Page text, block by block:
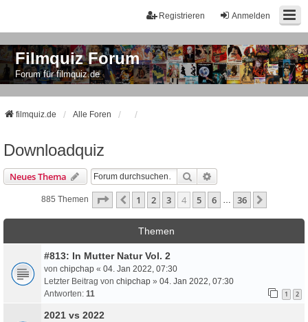
Anmelden
Registrieren
Filmquiz Forum
Forum für filmquiz.de
filmquiz.de Alle Foren
Downloadquiz
Neues Thema Suche
885 Themen Seite Von 36
Vorherige
1 2 3 4 5 6 … 36
Themen
#813: In Mutter Natur Vol. 2
von chipchap « 04. Jan 2022, 07:30
Letzter Beitrag von chipchap » 04. Jan 2022, 07:30
Antworten: 11 1 2
2021 vs 2022